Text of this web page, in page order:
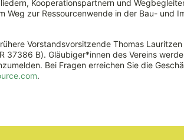
Kooperationspartnern und
Weg zur Ressourcenwende in der Bau- und
Vorstandsvorsitzende Thomas Lauritzen
37386 B). Gläubiger*innen des Vereins
Bei Fragen erreichen Sie die
.